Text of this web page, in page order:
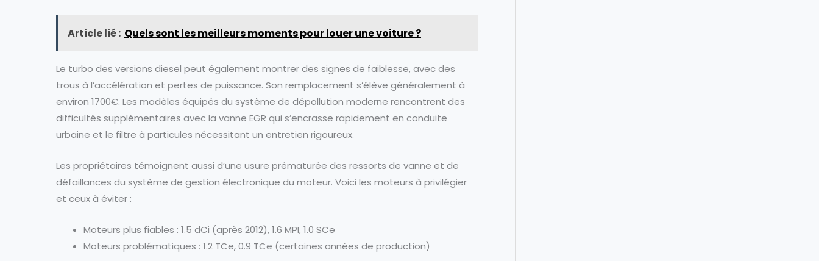
Article lié : Quels sont les meilleurs moments pour louer une voiture ?
Le turbo des versions diesel peut également montrer des signes de faiblesse, avec des
trous à l’accélération et pertes de puissance. Son remplacement s’élève généralement à
environ 1700€. Les modèles équipés du système de dépollution moderne rencontrent des
difficultés supplémentaires avec la vanne EGR qui s’encrasse rapidement en conduite
urbaine et le filtre à particules nécessitant un entretien rigoureux.
Les propriétaires témoignent aussi d’une usure prématurée des ressorts de vanne et de
défaillances du système de gestion électronique du moteur. Voici les moteurs à privilégier
et ceux à éviter :
Moteurs plus fiables : 1.5 dCi (après 2012), 1.6 MPI, 1.0 SCe
Moteurs problématiques : 1.2 TCe, 0.9 TCe (certaines années de production)